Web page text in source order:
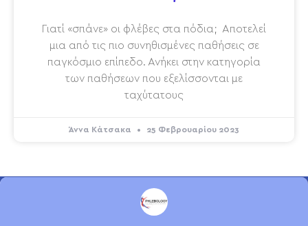
Γιατί «σπάνε» οι φλέβες στα πόδια; Αποτελεί
μια από τις πιο συνηθισμένες παθήσεις σε
παγκόσμιο επίπεδο. Ανήκει στην κατηγορία
των παθήσεων που εξελίσσονται με
ταχύτατους
Άννα Κάτσακα 25 Φεβρουαρίου 2023